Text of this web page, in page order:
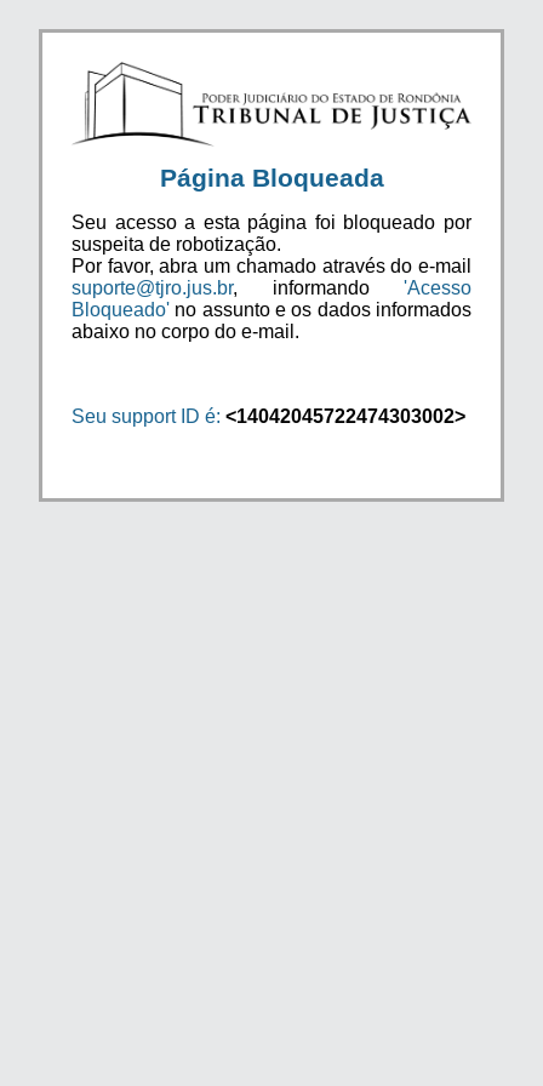
Página Bloqueada
Seu acesso a esta página foi bloqueado por
suspeita de robotização.
Por favor, abra um chamado através do e-mail
suporte@tjro.jus.br, informando 'Acesso
Bloqueado' no assunto e os dados informados
abaixo no corpo do e-mail.
Seu support ID é: <14042045722474303002>